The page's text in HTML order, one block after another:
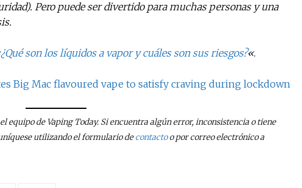
Pero puede ser divertido para muchas personas y una
¿Qué son los líquidos a vapor y cuáles son sus riesgos?«.
Big Mac flavoured vape to satisfy craving during lockdown
equipo de Vaping Today. Si encuentra algún error, inconsistencia o tiene
utilizando el formulario decontactoo por correo electrónico a